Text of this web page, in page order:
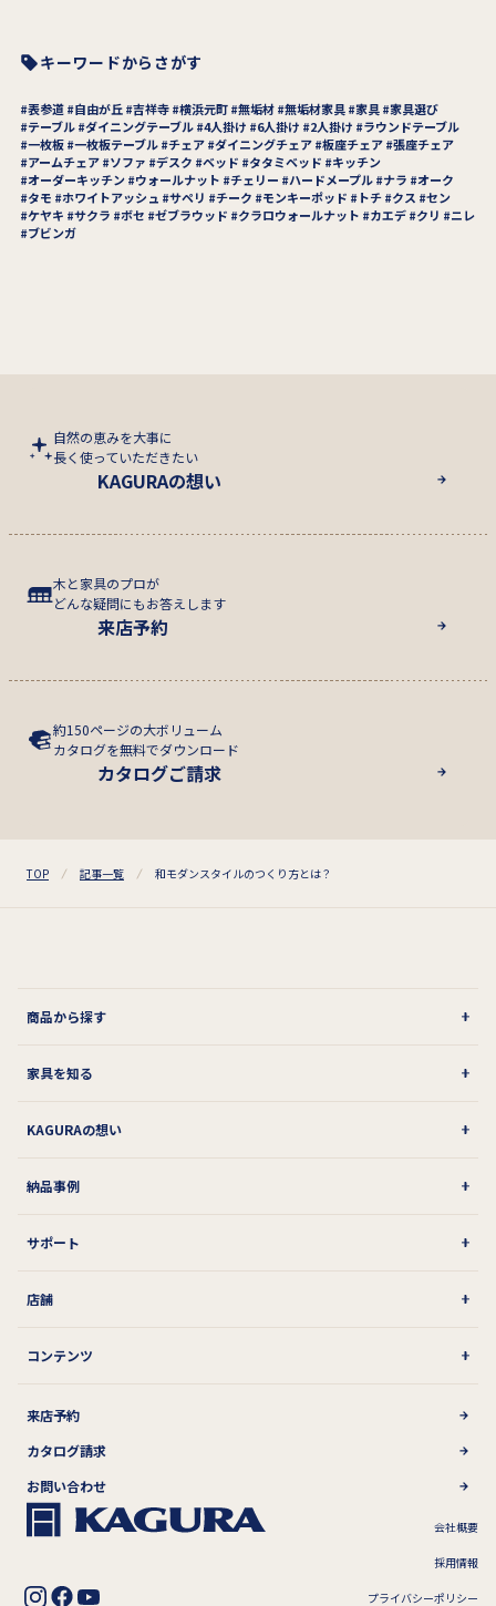
キーワードからさがす
表参道 自由が丘 吉祥寺 横浜元町 無垢材 無垢材家具 家具
家具選び
テーブル ダイニングテーブル 4人掛け 6人掛け 2人掛け
ラウンドテーブル
一枚板 一枚板テーブル チェア ダイニングチェア 板座チェア 張座チェア
アームチェア
ソファ デスク ベッド タタミベッド
キッチン
オーダーキッチン
ウォールナット チェリー ハードメープル ナラ
オーク
タモ
ホワイトアッシュ サペリ チーク モンキーポッド トチ クス
セン
ケヤキ
サクラ ボセ ゼブラウッド クラロウォールナット カエデ クリ
ニレ
ブビンガ
自然の恵みを大事に
長く使っていただきたい
KAGURAの想い
木と家具のプロが
どんな疑問にもお答えします
来店予約
約150ページの大ボリューム
カタログを無料でダウンロード
カタログご請求
TOP 記事一覧 和モダンスタイルのつくり方とは？
商品から探す
家具を知る
KAGURAの想い
納品事例
サポート
店舗
コンテンツ
来店予約
カタログ請求
お問い合わせ
会社概要
採用情報
プライバシーポリシー